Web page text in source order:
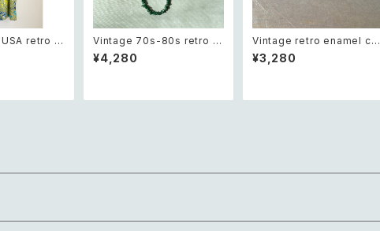
USA retro b
salopett
トロ アメリ
ワー サロペ
ツ
Vintage 70s-80s retro ro
ugh cut green aventurine
necklace レトロ ヴィンテー
ネックレス
¥4,280
Vintage retro enamel clo
ck brooch レトロ ヴィンテ
ージ アクセサリー エナメル
¥3,280